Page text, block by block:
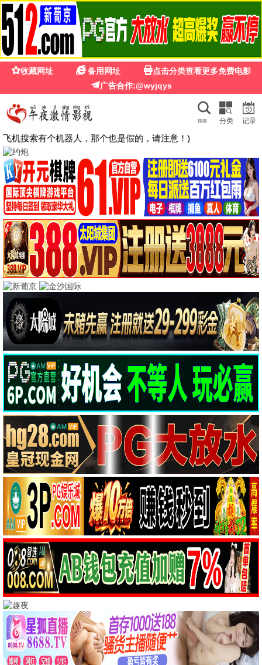
飞天影院
首页
电影
电视剧
日剧
美剧
综艺
搜索
飞天影院 · 全网影
视，免费高清
2026最新电影电视剧、韩剧日剧美剧、动漫综艺，每
日更新、无广告不卡顿
热播推荐
长安的荔枝